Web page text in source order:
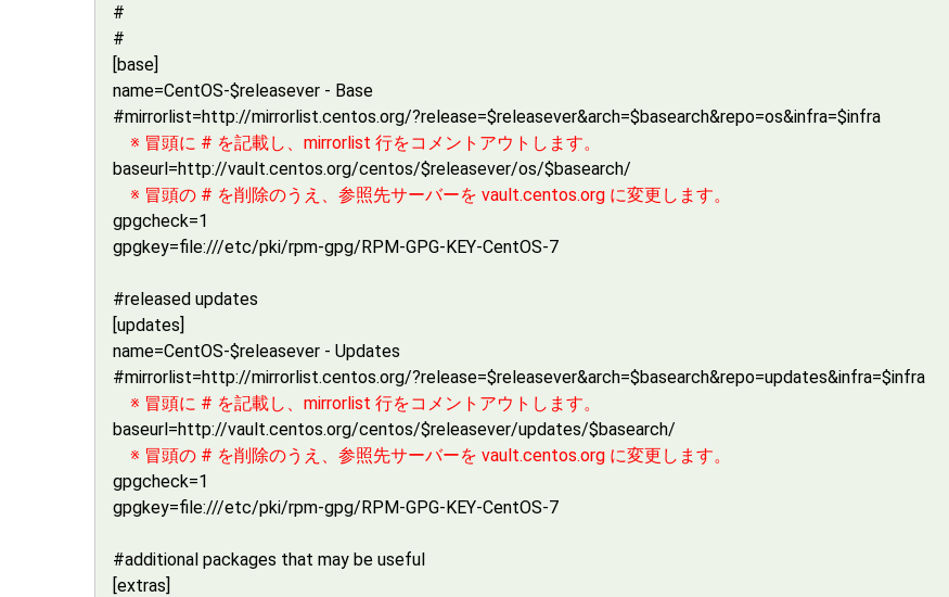
#
#
[base]
name=CentOS-$releasever - Base
#mirrorlist=http://mirrorlist.centos.org/?release=$releasever&arch=$basearch&repo=os&infra=$infra
※ 冒頭に # を記載し、mirrorlist 行をコメントアウトします。
baseurl=http://vault.centos.org/centos/$releasever/os/$basearch/
※ 冒頭の # を削除のうえ、参照先サーバーを vault.centos.org に変更します。
gpgcheck=1
gpgkey=file:///etc/pki/rpm-gpg/RPM-GPG-KEY-CentOS-7
#released updates
[updates]
name=CentOS-$releasever - Updates
#mirrorlist=http://mirrorlist.centos.org/?release=$releasever&arch=$basearch&repo=updates&infra=$infra
※ 冒頭に # を記載し、mirrorlist 行をコメントアウトします。
baseurl=http://vault.centos.org/centos/$releasever/updates/$basearch/
※ 冒頭の # を削除のうえ、参照先サーバーを vault.centos.org に変更します。
gpgcheck=1
gpgkey=file:///etc/pki/rpm-gpg/RPM-GPG-KEY-CentOS-7
#additional packages that may be useful
[extras]